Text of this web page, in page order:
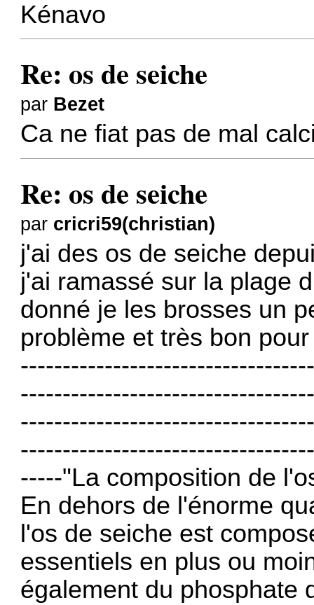
Kénavo
Re: os de seiche
par Bezet
Ca ne fiat pas de mal
Re: os de seiche
par cricri59(christian)
j'ai des os de seiche
j'ai ramassé sur la plage
donné je les brosses un
problème et très bon
-----"La composition de
En dehors de l'énorme
l'os de seiche est
essentiels en plus ou
également du phosphate